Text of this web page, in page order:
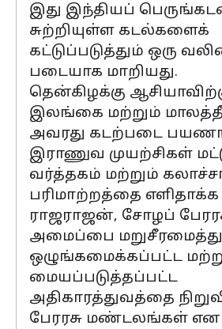
இது இந்தியப்
சுற்றியுள்ள கடல்களைக்
கட்டுப்படுத்தும் ஒரு
படையாக மாறியது.
தென்கிழக்கு
இலங்கை மற்றும்
அவரது கடற்படை
இராணுவ முயற்சிகள்
வர்த்தகம் மற்றும்
பரிமாற்றத்தை எளிதாக்க
ராஜராஜன், சோழப்
அமைப்பை மறுசீரமைத்து,
ஒழுங்கமைக்கப்பட்ட
மையப்படுத்தப்பட்ட
அதிகாரத்துவத்தை
பேரரசு மண்டலங்கள்